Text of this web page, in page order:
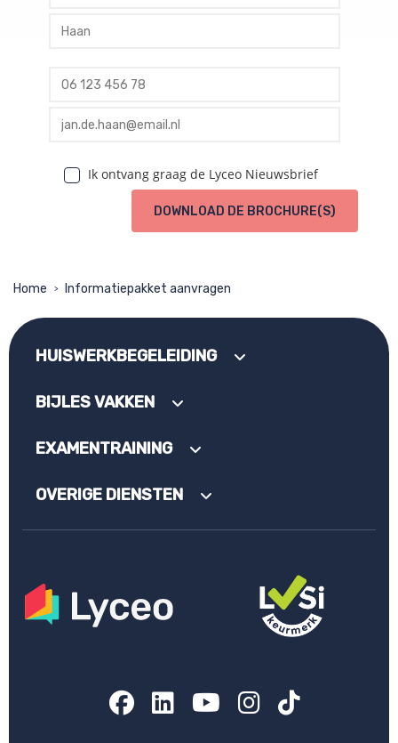
profile achternaam
profile telefoon
profile email
Ik ontvang graag de Lyceo Nieuwsbrief
DOWNLOAD DE BROCHURE(S)
Home > Informatiepakket aanvragen
HUISWERKBEGELEIDING
BIJLES VAKKEN
EXAMENTRAINING
OVERIGE DIENSTEN
Facebook
LinkedIn
YouTube
Instagram
TikTok